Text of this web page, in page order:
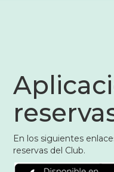
En los siguientes
reservas del Club.